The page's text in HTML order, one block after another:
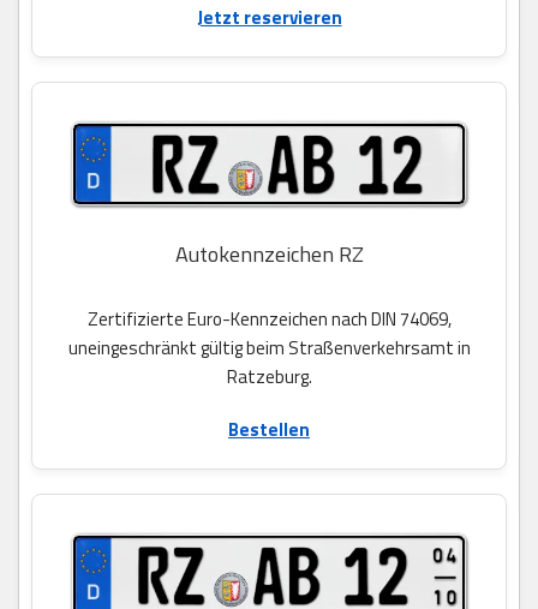
Jetzt reservieren
Autokennzeichen RZ
Zertifizierte Euro-Kennzeichen nach DIN 74069,
uneingeschränkt gültig beim Straßenverkehrsamt in
Ratzeburg.
Bestellen